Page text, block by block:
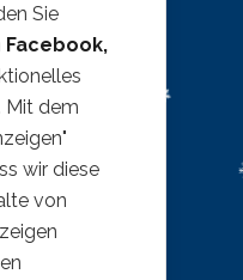
Sie
Facebook,
Mit dem
wir diese
von